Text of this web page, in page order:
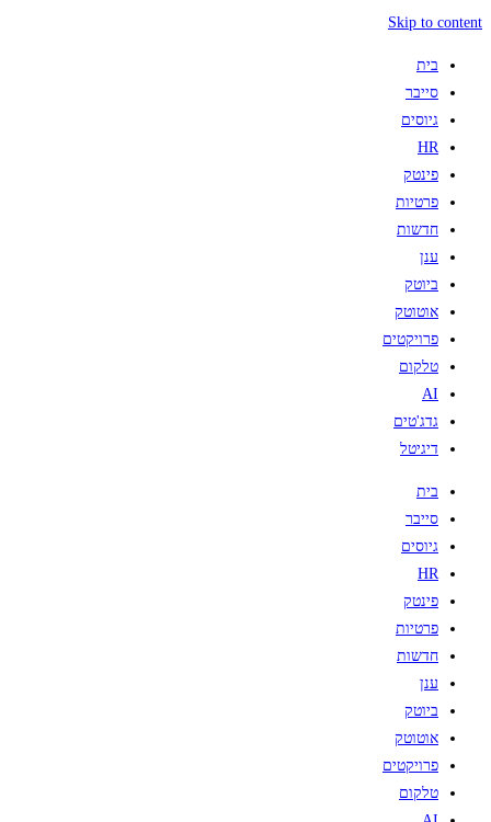
Skip to content
בית
סייבר
גיוסים
HR
פינטק
פרטיות
חדשות
ענן
ביוטק
אוטוטק
פרויקטים
טלקום
AI
גדג'טים
דיגיטל
בית
סייבר
גיוסים
HR
פינטק
פרטיות
חדשות
ענן
ביוטק
אוטוטק
פרויקטים
טלקום